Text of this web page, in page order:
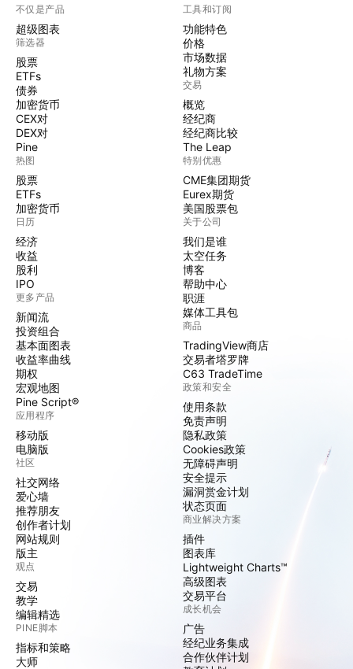
不仅是产品
超级图表
筛选器
股票
ETFs
债券
加密货币
CEX对
DEX对
Pine
热图
股票
ETFs
加密货币
日历
经济
收益
股利
IPO
更多产品
新闻流
投资组合
基本面图表
收益率曲线
期权
宏观地图
Pine Script®
应用程序
移动版
电脑版
社区
社交网络
爱心墙
推荐朋友
创作者计划
网站规则
版主
观点
交易
教学
编辑精选
PINE脚本
指标和策略
大师
工具和订阅
功能特色
价格
市场数据
礼物方案
交易
概览
经纪商
经纪商比较
The Leap
特别优惠
CME集团期货
Eurex期货
美国股票包
关于公司
我们是谁
太空任务
博客
帮助中心
职涯
媒体工具包
商品
TradingView商店
交易者塔罗牌
C63 TradeTime
政策和安全
使用条款
免责声明
隐私政策
Cookies政策
无障碍声明
安全提示
漏洞赏金计划
状态页面
商业解决方案
插件
图表库
Lightweight Charts™
高级图表
交易平台
成长机会
广告
经纪业务集成
合作伙伴计划